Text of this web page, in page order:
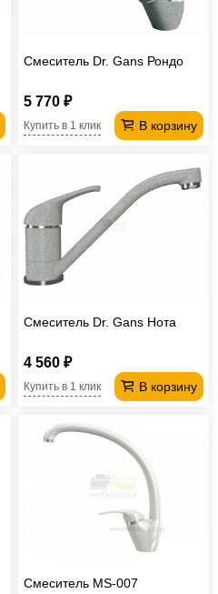
Смеситель Dr. Gans Рондо
5 770 ₽
В корзину
Купить в 1 клик
Смеситель Dr. Gans Нота
4 560 ₽
В корзину
Купить в 1 клик
Смеситель MS-007